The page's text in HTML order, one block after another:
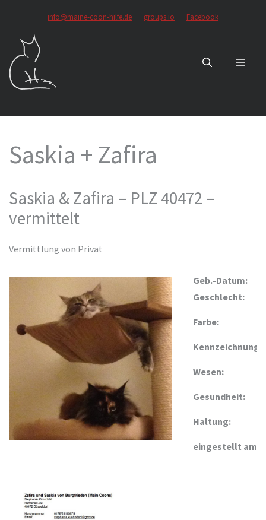
springen
info@maine-coon-hilfe.de groups.io Facebook
Saskia + Zafira
Saskia & Zafira – PLZ 40472 –
vermittelt
Vermittlung von Privat
Geb.-Datum:
Geschlecht:
Farbe:
Kennzeichnung:
Wesen:
Gesundheit:
Haltung:
eingestellt am: